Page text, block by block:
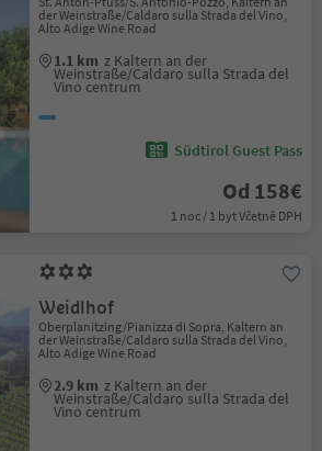
der Weinstraße/Caldaro sulla Strada del Vino,
Alto Adige Wine Road
1.1 km z Kaltern an der
Weinstraße/Caldaro sulla Strada del
Vino centrum
Südtirol Guest Pass
Od 158€
1 noc / 1 byt Včetně DPH
Weidlhof
Oberplanitzing/Pianizza di Sopra, Kaltern an
der Weinstraße/Caldaro sulla Strada del Vino,
Alto Adige Wine Road
2.9 km z Kaltern an der
Weinstraße/Caldaro sulla Strada del
Vino centrum